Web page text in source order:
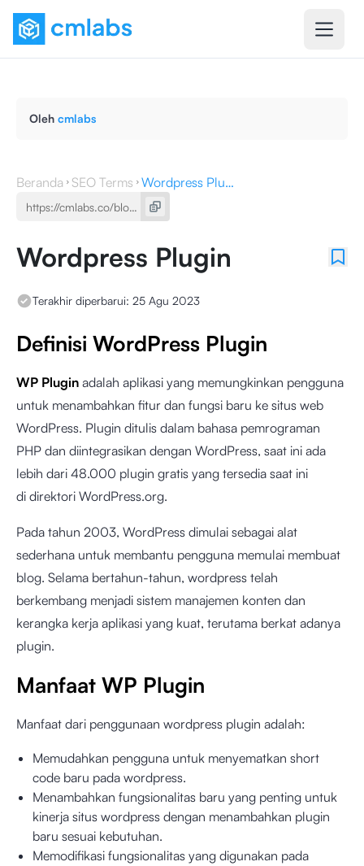
Oleh cmlabs
Beranda SEO Terms Wordpress Plugin
Wordpress Plugin
Terakhir diperbarui: 25 Agu 2023
Definisi WordPress Plugin
WP Plugin adalah aplikasi yang memungkinkan pengguna
untuk menambahkan fitur dan fungsi baru ke situs web
WordPress. Plugin ditulis dalam bahasa pemrograman
PHP dan diintegrasikan dengan WordPress, saat ini ada
lebih dari 48.000 plugin gratis yang tersedia saat ini
di direktori WordPress.org.
Pada tahun 2003, WordPress dimulai sebagai alat
sederhana untuk membantu pengguna memulai membuat
blog. Selama bertahun-tahun, wordpress telah
berkembang menjadi sistem manajemen konten dan
kerangka kerja aplikasi yang kuat, terutama berkat adanya
plugin.
Manfaat WP Plugin
Manfaat dari penggunaan wordpress plugin adalah:
Memudahkan pengguna untuk menyematkan short
code baru pada wordpress.
Menambahkan fungsionalitas baru yang penting untuk
kinerja situs wordpress dengan menambahkan plugin
baru sesuai kebutuhan.
Memodifikasi fungsionalitas yang digunakan pada